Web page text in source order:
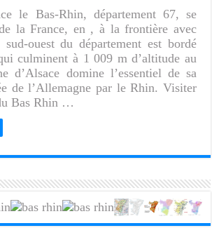
le Bas-Rhin, département 67, se
la France, en , à la frontière avec
ouest du département est bordé
culminent à 1 009 m d’altitude au
d’Alsace domine l’essentiel de sa
de l’Allemagne par le Rhin. Visiter
Bas Rhin …